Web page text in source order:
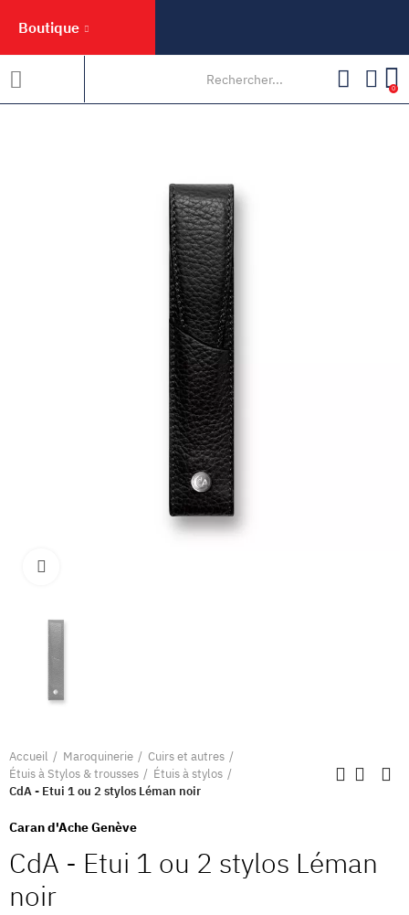
Boutique
0
Accueil Maroquinerie
Cuirs et autres
Étuis à Stylos & trousses
Étuis à stylos
CdA - Etui 1 ou 2 stylos Léman noir
Caran d'Ache Genève
CdA - Etui 1 ou 2 stylos Léman
noir